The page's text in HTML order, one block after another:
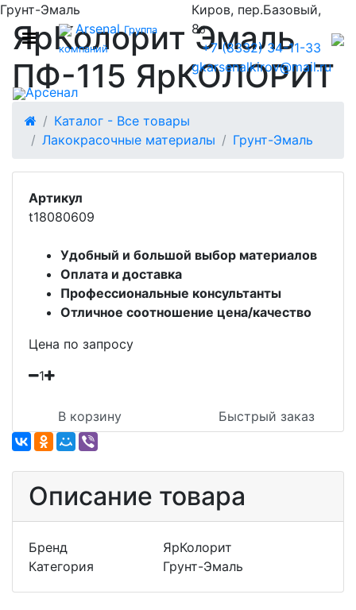
ArsenalГруппа
компаний
Киров, пер.Базовый,
8б
+7 (8332) 34-11-33
gkarsenalkirov@mail.ru
Арсенал
Грунт-Эмаль
ЯрКолорит Эмаль
ПФ-115 ЯрКОЛОРИТ
Каталог - Все товары
Лакокрасочные материалы
Грунт-Эмаль
Артикул
t18080609
Удобный и большой выбор материалов
Оплата и доставка
Профессиональные консультанты
Отличное соотношение цена/качество
Цена по запросу
1
В корзину Быстрый заказ
Описание товара
Бренд
ЯрКолорит
Категория
Грунт-Эмаль